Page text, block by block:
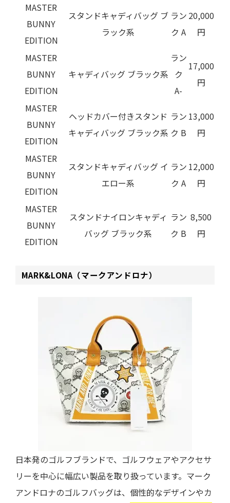
MASTER
BUNNY
EDITION
スタンドキャディバッグ ブ
ラック系
ラン
ク A
20,000
円
MASTER
BUNNY
EDITION
キャディバッグ ブラック系
ラン
ク
A-
17,000
円
MASTER
BUNNY
EDITION
ヘッドカバー付きスタンド
キャディバッグ ブラック系
ラン
ク B
13,000
円
MASTER
BUNNY
EDITION
スタンドキャディバッグ イ
エロー系
ラン
ク A
12,000
円
MASTER
BUNNY
EDITION
スタンドナイロンキャディ
バッグ ブラック系
ラン
ク B
8,500
円
MARK&LONA（マークアンドロナ）
日本発のゴルフブランドで、ゴルフウェアやアクセサ
リーを中心に幅広い製品を取り扱っています。マーク
アンドロナのゴルフバッグは、個性的なデザインやカ